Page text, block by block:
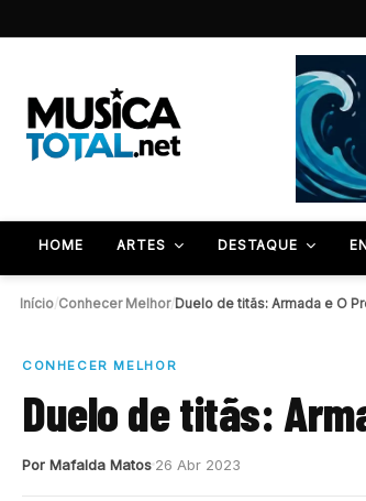
HOME ARTES DESTAQUE
Início Conhecer Melhor/ Duelo de titãs: Armada e O
CONHECER MELHOR
Duelo de titãs:
Por Mafalda Matos 26 Abr 2023